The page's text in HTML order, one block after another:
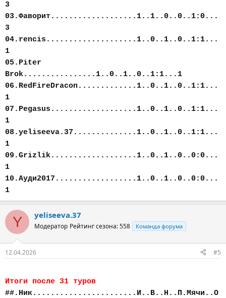
3
03.Фаворит...................1..1..0..0..1:0...
3
04.rencis....................1..0..1..0..1:1...
1
05.Piter
Brok................1..0..1..0..1:1...1
06.RedFireDracon.............1..0..1..0..1:1...
1
07.Pegasus...................1..0..1..0..1:1...
1
08.yeliseeva.37..............1..0..1..0..1:1...
1
09.Grizlik...................1..0..1..0..0:0...
1
10.Ауди2017..................1..0..1..0..0:0...
1
Y yeliseeva.37
Модератор Рейтинг сезона: 558 Команда форума
12.04.2026 #5
Итоги после 31 туров
##.Ник.......................И..В..Н..П.Мячи..О